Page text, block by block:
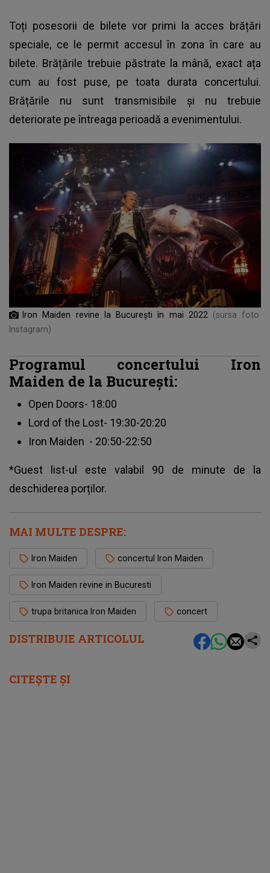
DISTRIBUIE ARTICOLUL
Toți posesorii de bilete vor primi la acces brățări
speciale, ce le permit accesul în zona în care au
bilete. Brățările trebuie păstrate la mână, exact ața
cum au fost puse, pe toata durata concertului.
Brățările nu sunt transmisibile și nu trebuie
deteriorate pe întreaga perioadă a evenimentului.
Iron Maiden revine la București în mai 2022
(sursa foto:
Instagram)
Programul concertului Iron
Maiden de la București:
Open Doors- 18:00
Lord of the Lost- 19:30-20:20
Iron Maiden - 20:50-22:50
*Guest list-ul este valabil 90 de minute de la
deschiderea porților.
MAI MULTE DESPRE:
Iron Maiden concertul Iron Maiden
Iron Maiden revine in Bucuresti
trupa britanica Iron Maiden concert
CITEȘTE ȘI